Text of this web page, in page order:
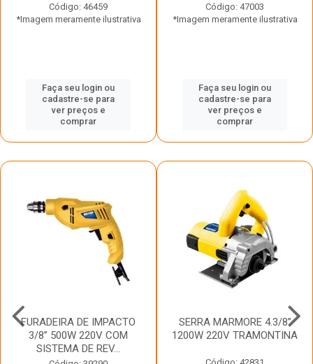
Código: 46459
*Imagem meramente ilustrativa
Faça seu login ou
cadastre-se para
ver preços e
comprar
Código: 47003
*Imagem meramente ilustrativa
Faça seu login ou
cadastre-se para
ver preços e
comprar
FURADEIRA DE IMPACTO
3/8” 500W 220V COM
SISTEMA DE REV...
SERRA MARMORE 4.3/8”
1200W 220V TRAMONTINA